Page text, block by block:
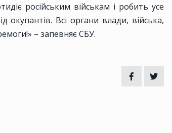
російським військам і робить усе
окупантів. Всі органи влади, війська,
– запевняє СБУ.